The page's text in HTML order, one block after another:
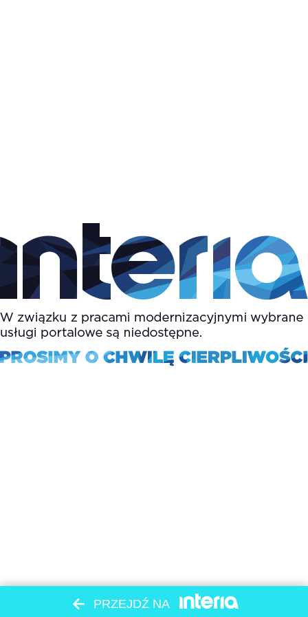
PRZEJDŹ NA